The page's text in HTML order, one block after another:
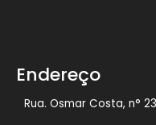
Endereço
Rua. Osmar Costa, n°